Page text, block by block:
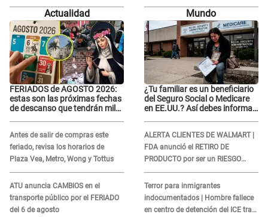
relación con él y otros integrantes
relación con él y otros integrantes
Actualidad
FERIADOS de AGOSTO 2026:
estas son las próximas fechas
de descanso que tendrán miles
Antes de salir de compras este
feriado, revisa los horarios de
Plaza Vea, Metro, Wong y Tottus
ATU anuncia CAMBIOS en el
transporte público por el FERIADO
del 6 de agosto
Mundo
¿Tu familiar es un beneficiario
del Seguro Social o Medicare
en EE.UU.? Así debes informar
ALERTA CLIENTES DE WALMART |
FDA anunció el RETIRO DE
PRODUCTO por ser un RIESGO
MORTAL para consumidores: ¿Cuál
es?
Terror para inmigrantes
indocumentados | Hombre fallece
en centro de detención del ICE tras